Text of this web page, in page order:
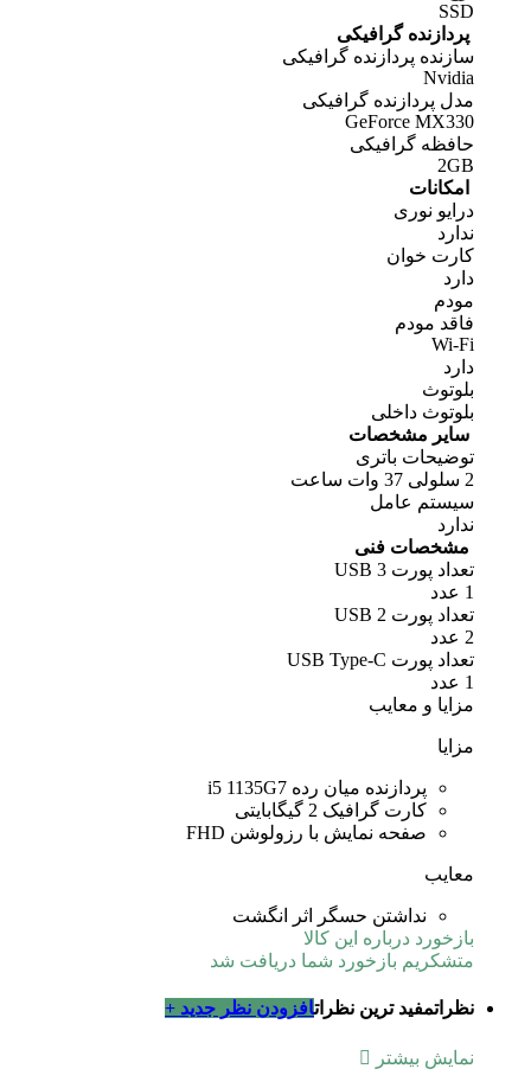
SSD
پردازنده گرافیکی
سازنده پردازنده گرافیکی
Nvidia
مدل پردازنده گرافیکی
GeForce MX330
حافظه گرافیکی
2GB
امکانات
درایو نوری
ندارد
کارت خوان
دارد
مودم
فاقد مودم
Wi-Fi
دارد
بلوتوث
بلوتوث داخلی
سایر مشخصات
توضیحات باتری
2 سلولی 37 وات ساعت
سیستم عامل
ندارد
مشخصات فنی
تعداد پورت USB 3
1 عدد
تعداد پورت USB 2
2 عدد
تعداد پورت USB Type-C
1 عدد
مزایا و معایب
مزایا
پردازنده میان رده i5 1135G7
کارت گرافیک 2 گیگابایتی
صفحه نمایش با رزولوشن FHD
معایب
نداشتن حسگر اثر انگشت
بازخورد درباره این کالا
متشکریم بازخورد شما دریافت شد
نظراتمفید ترین نظراتافزودن نظر جدید +
نمایش بیشتر